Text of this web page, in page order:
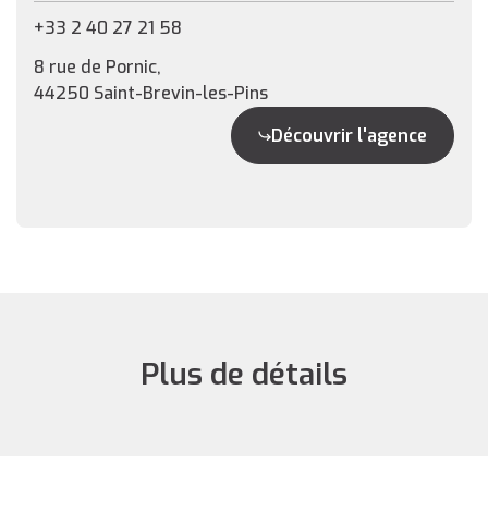
+33 2 40 27 21 58
8 rue de Pornic,
44250 Saint-Brevin-les-Pins
Découvrir l'agence
Plus de détails